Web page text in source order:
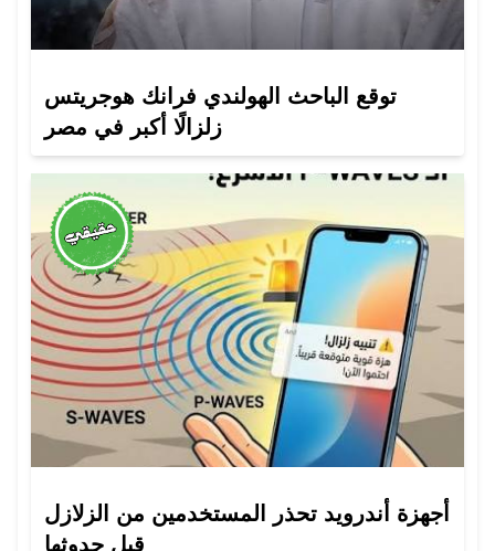
توقع الباحث الهولندي فرانك هوجريتس
زلزالًا أكبر في مصر
أجهزة أندرويد تحذر المستخدمين من الزلازل
قبل حدوثها